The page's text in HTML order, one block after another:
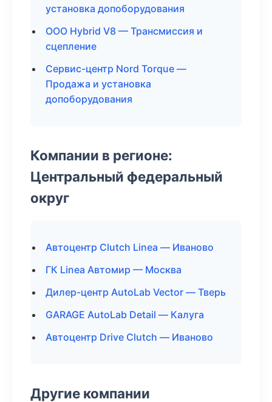
установка допоборудования
ООО Hybrid V8 — Трансмиссия и
сцепление
Сервис-центр Nord Torque —
Продажа и установка
допоборудования
Компании в регионе:
Центральный федеральный
округ
Автоцентр Clutch Linea — Иваново
ГК Linea Автомир — Москва
Дилер-центр AutoLab Vector — Тверь
GARAGE AutoLab Detail — Калуга
Автоцентр Drive Clutch — Иваново
Другие компании